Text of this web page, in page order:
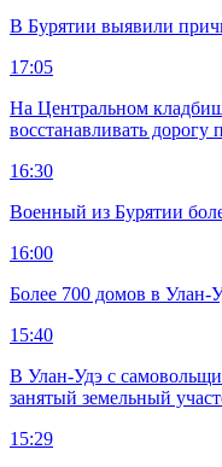
В Бурятии выявили
17:05
На Центральном
восстанавливать
16:30
Военный из Бурятии
16:00
Более 700 домов в Улан-
15:40
В Улан-Удэ с
занятый земельный
15:29